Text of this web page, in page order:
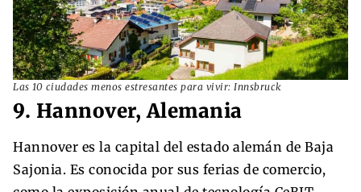
Las 10 ciudades menos estresantes para vivir: Innsbruck
9. Hannover, Alemania
Hannover es la capital del estado alemán de Baja
Sajonia. Es conocida por sus ferias de comercio,